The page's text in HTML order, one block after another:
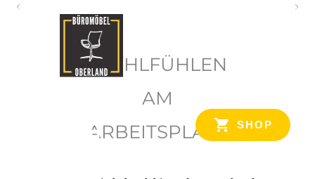
SHOP
WOHLFÜHLEN
AM
ARBEITSPLATZ